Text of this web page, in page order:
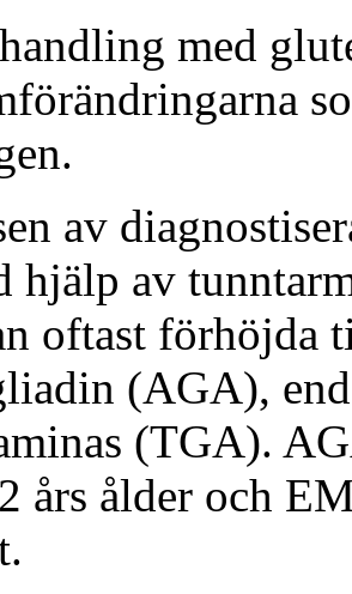
med
av
hjälp av
oftast förhöjda
(AGA),
(TGA).
års ålder och